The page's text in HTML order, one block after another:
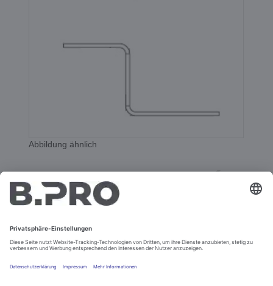
Abbildung ähnlich
Magnethalter einflüglig
Best.-Nr. 380046
In den Warenkorb